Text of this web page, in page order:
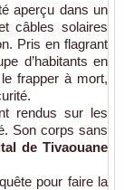
aperçu dans un
câbles solaires
Pris en flagrant
d’habitants en
frapper à mort,
rendus sur les
Son corps sans
de Tivaouane
pour faire la